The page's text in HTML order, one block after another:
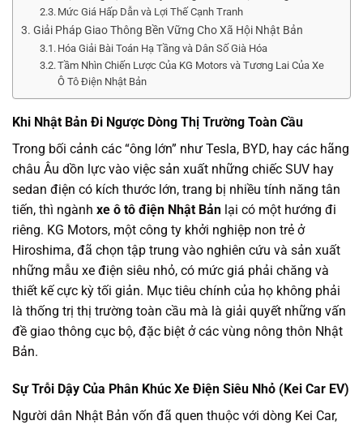
Mức Giá Hấp Dẫn và Lợi Thế Cạnh Tranh
Giải Pháp Giao Thông Bền Vững Cho Xã Hội Nhật Bản
Hóa Giải Bài Toán Hạ Tầng và Dân Số Già Hóa
Tầm Nhìn Chiến Lược Của KG Motors và Tương Lai Của Xe
Ô Tô Điện Nhật Bản
Khi Nhật Bản Đi Ngược Dòng Thị Trường Toàn Cầu
Trong bối cảnh các “ông lớn” như Tesla, BYD, hay các hãng
châu Âu dồn lực vào việc sản xuất những chiếc SUV hay
sedan điện có kích thước lớn, trang bị nhiều tính năng tân
tiến, thì ngành xe ô tô điện Nhật Bản lại có một hướng đi
riêng. KG Motors, một công ty khởi nghiệp non trẻ ở
Hiroshima, đã chọn tập trung vào nghiên cứu và sản xuất
những mẫu xe điện siêu nhỏ, có mức giá phải chăng và
thiết kế cực kỳ tối giản. Mục tiêu chính của họ không phải
là thống trị thị trường toàn cầu mà là giải quyết những vấn
đề giao thông cục bộ, đặc biệt ở các vùng nông thôn Nhật
Bản.
Sự Trỗi Dậy Của Phân Khúc Xe Điện Siêu Nhỏ (Kei Car EV)
Người dân Nhật Bản vốn đã quen thuộc với dòng Kei Car,